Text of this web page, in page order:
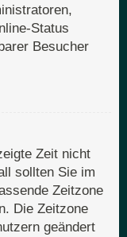
Status
Besucher
Zeit nicht
sollten Sie im
Zeitzone
Die Zeitzone
geändert